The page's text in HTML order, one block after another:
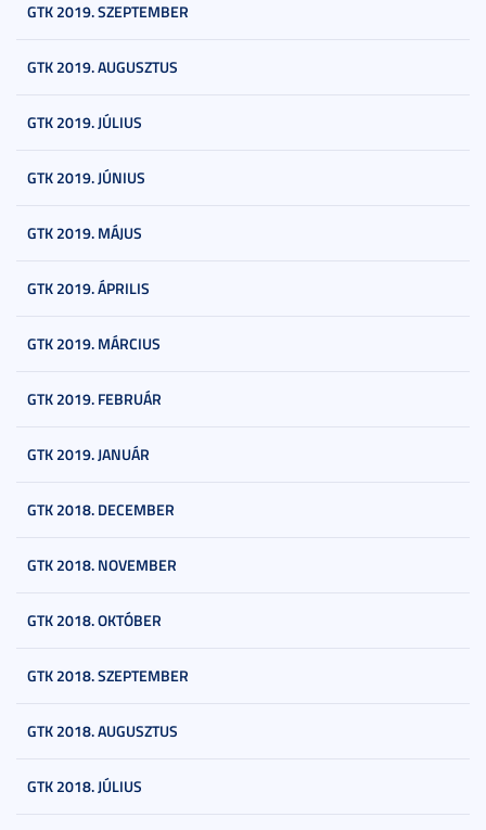
GTK 2019. SZEPTEMBER
GTK 2019. AUGUSZTUS
GTK 2019. JÚLIUS
GTK 2019. JÚNIUS
GTK 2019. MÁJUS
GTK 2019. ÁPRILIS
GTK 2019. MÁRCIUS
GTK 2019. FEBRUÁR
GTK 2019. JANUÁR
GTK 2018. DECEMBER
GTK 2018. NOVEMBER
GTK 2018. OKTÓBER
GTK 2018. SZEPTEMBER
GTK 2018. AUGUSZTUS
GTK 2018. JÚLIUS